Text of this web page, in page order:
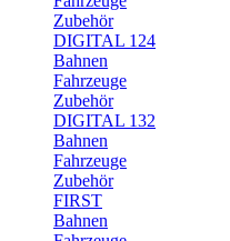
Zubehör
DIGITAL 124
Bahnen
Fahrzeuge
Zubehör
DIGITAL 132
Bahnen
Fahrzeuge
Zubehör
FIRST
Bahnen